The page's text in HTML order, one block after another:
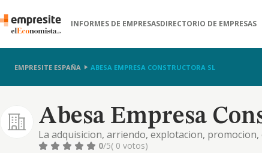
INFORMES DE EMPRESASDIRECTORIO DE EMPRESAS
EMPRESITE ESPAÑA ABESA EMPRESA CONSTRUCTORA SL
Abesa Empresa
La adquisicion, arriendo, explotacion,
administracion de bienes inmuebles, rusticos y
0/5( 0 votos)